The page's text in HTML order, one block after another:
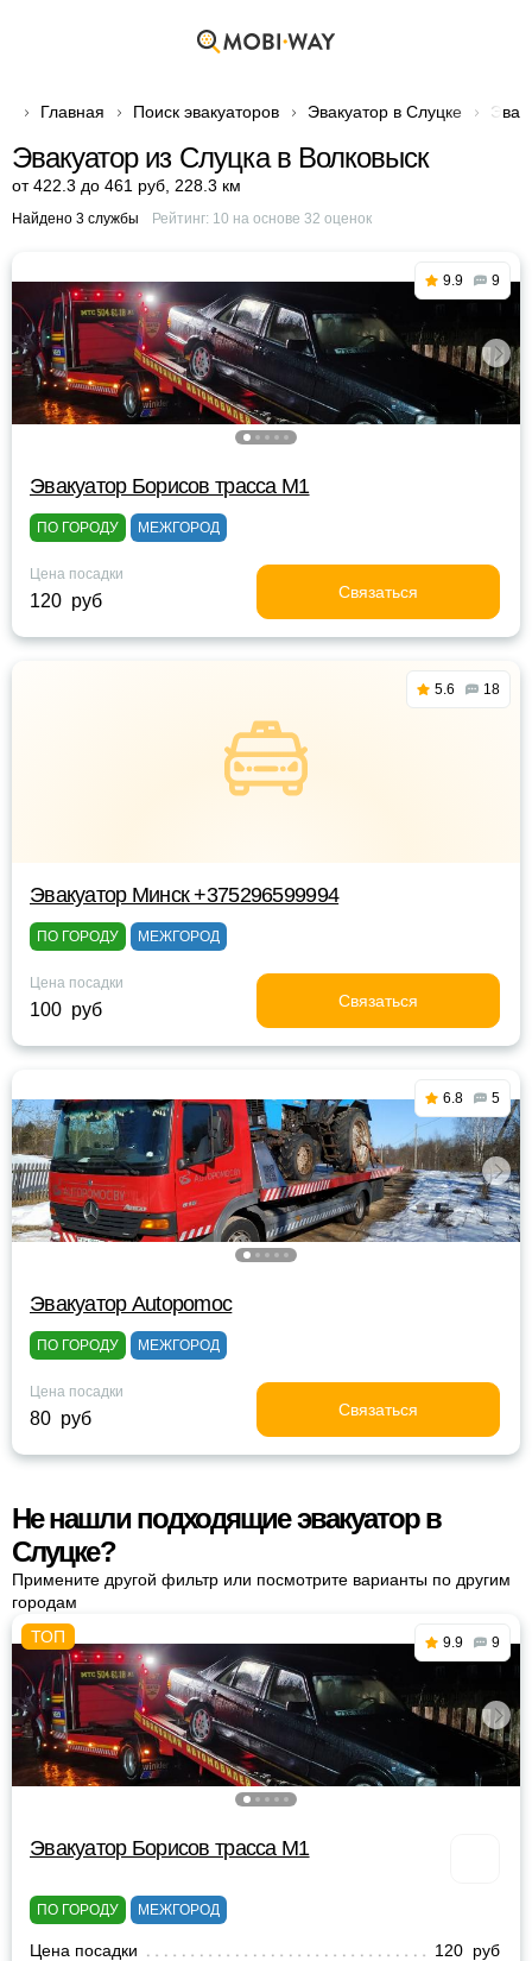
Главная Поиск эвакуаторов Эвакуатор в Слуцке
Эвакуатор из Слуцка в Волковыск
от 422.3 до 461 руб 228.3 км
Найдено 3 службы Рейтинг: 10 на основе 32 оценок
9.9 9
Эвакуатор Борисов трасса М1
ПО ГОРОДУ МЕЖГОРОД
Цена посадки
120 руб Связаться
5.6 18
Эвакуатор Минск +375296599994
ПО ГОРОДУ МЕЖГОРОД
Цена посадки
100 руб Связаться
6.8 5
Эвакуатор Autopomoc
ПО ГОРОДУ МЕЖГОРОД
Цена посадки
80 руб Связаться
Не нашли подходящие эвакуатор в
Слуцке?
Примените другой фильтр или посмотрите варианты по другим
городам
9.9 9
Эвакуатор Борисов трасса М1
ПО ГОРОДУ МЕЖГОРОД
Цена посадки
120 руб